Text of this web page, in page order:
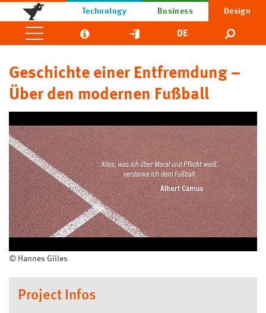
Technology Business Design
DE
Geschichte einer Entfremdung –
Über den modernen Fußball
© Hannes Gilles
Project Infos